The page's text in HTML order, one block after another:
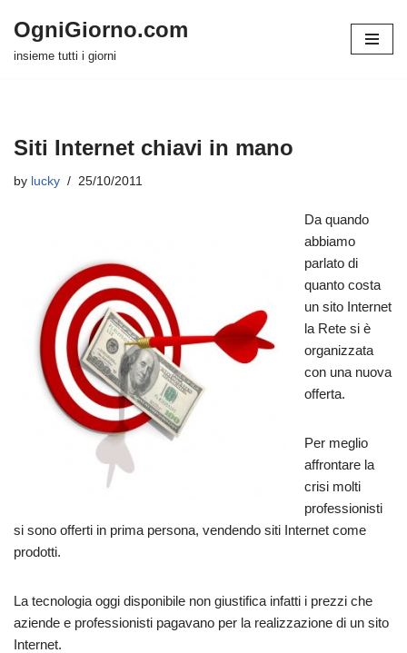
Skip
OgniGiorno.com
insieme tutti i giorni
Siti Internet chiavi in mano
by lucky 25/10/2011
Da quando
abbiamo
parlato di
quanto costa
un sito Internet
la Rete si è
organizzata
con una nuova
offerta.
Per meglio
affrontare la
crisi molti
professionisti
si sono offerti in prima persona, vendendo siti Internet come
prodotti.
La tecnologia oggi disponibile non giustifica infatti i prezzi che
aziende e professionisti pagavano per la realizzazione di un sito
Internet.